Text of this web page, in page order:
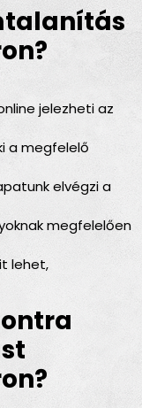
jelezheti az
a megfelelő
elvégzi a
megfelelően
lehet,